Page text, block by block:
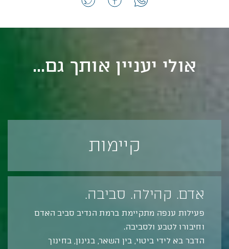
אולי יעניין אותך גם...
קיימות
אדם. קהילה. סביבה.
פעילות ענפה מתקיימת ברמת הנדיב סביב האדם
וחיבורו לטבע ולסביבה.
הדבר בא לידי ביטוי, בין השאר, בגינון, בחינוך